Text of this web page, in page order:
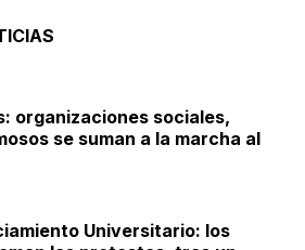
organizaciones sociales,
se suman a la marcha al
Universitario: los